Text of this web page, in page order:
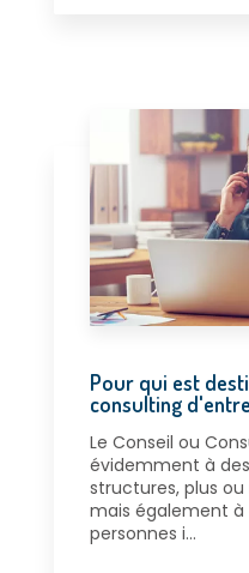
Pour qui est
consulting
Le Conseil ou
évidemment à
structures, plus
mais également
personnes i...